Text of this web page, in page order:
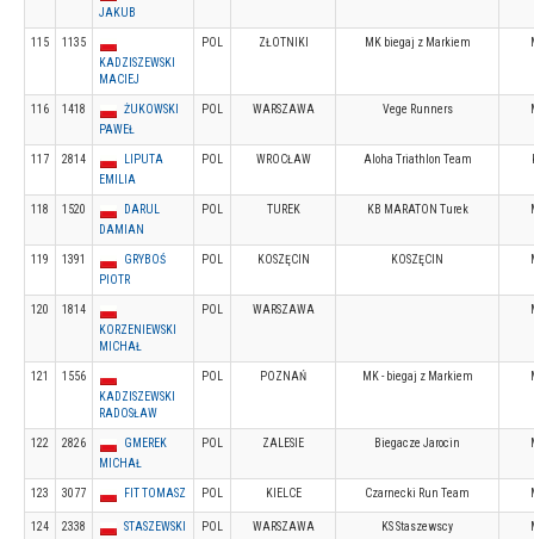
JAKUB
115
1135
KADZISZEWSKI
MACIEJ
POL ZŁOTNIKI MK biegaj z Markiem
116 1418
ŻUKOWSKI
PAWEŁ
POL WARSZAWA Vege Runners
117 2814
LIPUTA
EMILIA
POL WROCŁAW Aloha Triathlon Team
118 1520
DARUL
DAMIAN
POL TUREK KB MARATON Turek
119 1391
GRYBOŚ
PIOTR
POL KOSZĘCIN KOSZĘCIN
120
1814
KORZENIEWSKI
MICHAŁ
POL WARSZAWA
121
1556
KADZISZEWSKI
RADOSŁAW
POL POZNAŃ MK - biegaj z Markiem
122 2826
GMEREK
MICHAŁ
POL ZALESIE Biegacze Jarocin
123 3077 FIT TOMASZ POL KIELCE Czarnecki Run Team
124 2338
STASZEWSKI
POL WARSZAWA KS Staszewscy